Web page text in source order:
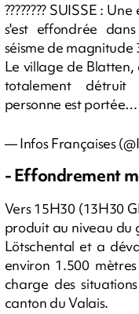
???????? SUISSE :
s'est effondrée
séisme de magnitude
Le village de
totalement détruit
personne est portée…
— Infos Françaises
- Effondrement
Vers 15H30 (13H30
produit au niveau du
Lötschental et a
environ 1.500
charge des
canton du Valais.